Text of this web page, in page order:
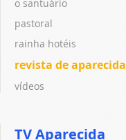
o santuário
pastoral
rainha hotéis
revista de aparecida
vídeos
TV Aparecida